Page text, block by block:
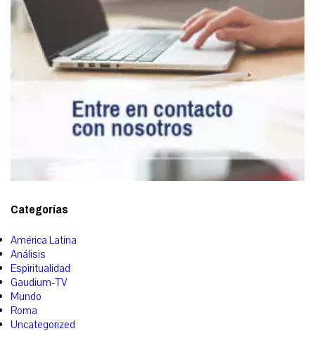
Categorías
América Latina
Análisis
Espiritualidad
Gaudium-TV
Mundo
Roma
Uncategorized